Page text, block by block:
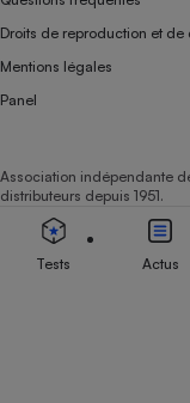
Droits de reproduction et de
Mentions légales
Panel
Association indépendante
distributeurs depuis 1951.
Tests Actus